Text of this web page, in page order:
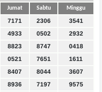
Jumat Sabtu Minggu
7171 2306
3541
4933 0502
2932
8823 8747
0418
0521 7651
1611
8407 8044
3607
8936 7197
9575